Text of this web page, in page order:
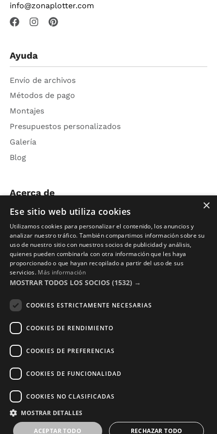
info@zonaplotter.com
Ayuda
Envío de archivos
Métodos de pago
Montajes
Presupuestos personalizados
Galería
Blog
Acerca de
Nosotros
Contacto
Aviso Legal
Política de Privacidad
Términos y Condiciones
Photocalls eventos
Photocall Boda y Novios
Copyright © 2016 – 2026 ZonaPlotter.com. All rights
×
Ese sitio web utiliza cookies
Utilizamos cookies para personalizar el contenido, los anuncios y
analizar nuestro tráfico. También compartimos información sobre su
uso de nuestro sitio con nuestros socios de publicidad y análisis,
quienes pueden combinarla con otra información que les haya
proporcionado o que hayan recopilado a partir del uso de sus
servicios. Más información
MOSTRAR TODOS LOS SOCIOS (1532) →
COOKIES ESTRICTAMENTE NECESARIAS
COOKIES DE RENDIMIENTO
COOKIES DE PREFERENCIAS
COOKIES DE FUNCIONALIDAD
COOKIES NO CLASIFICADAS
MOSTRAR DETALLES
ACEPTAR TODO RECHAZAR TODO